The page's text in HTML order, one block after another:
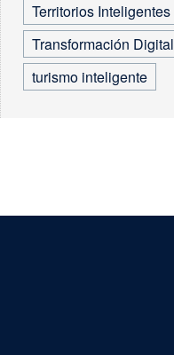
Territorios Inteligentes
Transformación Digital
turismo inteligente